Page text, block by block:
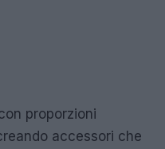
proporzioni
accessori che